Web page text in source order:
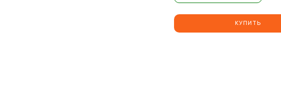
КУПИТЬ